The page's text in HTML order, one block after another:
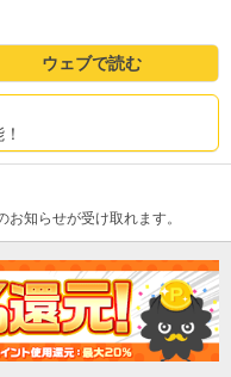
ウェブで読む
知らせが受け取れます。